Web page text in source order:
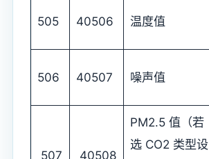
505 40506 温度值
506 40507 噪声值
507 40508
PM2.5 值（若
选 CO2 类型设